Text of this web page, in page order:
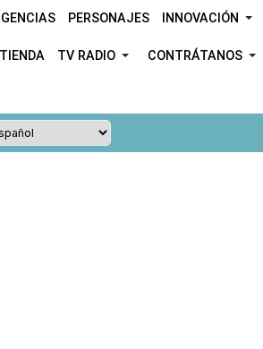
PERSONAJES INNOVACIÓN
TIENDA TV RADIO CONTRÁTANOS